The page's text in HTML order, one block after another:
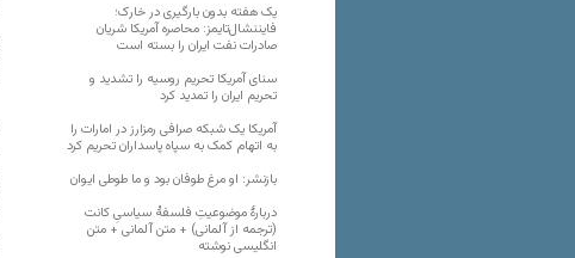
یک هفته بدون بارگیری در خارک؛
فایننشال‌تایمز: محاصره آمریکا شریان
صادرات نفت ایران را بسته است
سنای آمریکا تحریم روسیه را تشدید و
تحریم ایران را تمدید کرد
آمریکا یک شبکه صرافی رمزارز در امارات را
به اتهام کمک به سپاه پاسداران تحریم کرد
بازنشر: او مرغ طوفان بود و ما طوطی ایوان
دربارهٔ موضوعیتِ فلسفهٔ سیاسیِ کانت
(ترجمه از آلمانی) + متن آلمانی + متن
انگلیسی نوشته